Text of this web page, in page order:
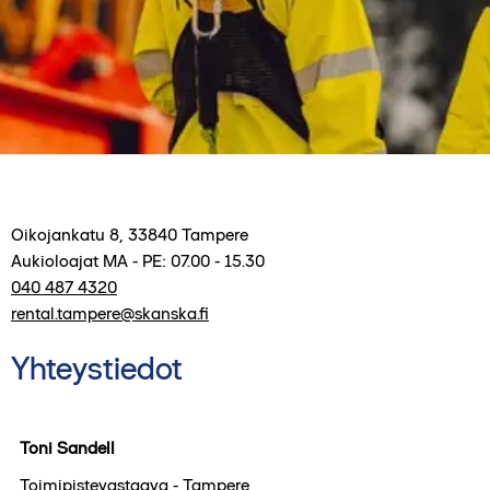
Oikojankatu 8 33840 Tampere
Aukioloajat MA - PE: 07.00 - 15.30
040 487 4320
rental.tampere@skanska.fi
Yhteystiedot
Toni Sandell
Toimipistevastaava - Tampere